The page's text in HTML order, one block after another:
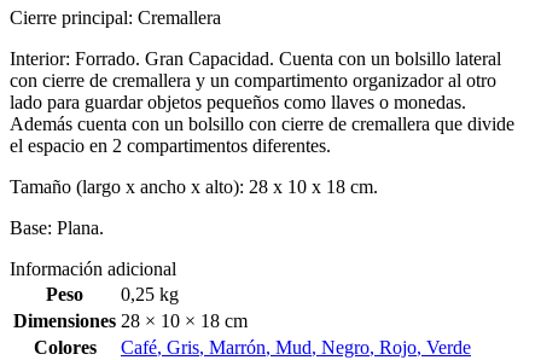
Cierre principal: Cremallera
Interior: Forrado. Gran Capacidad. Cuenta con un bolsillo lateral
con cierre de cremallera y un compartimento organizador al otro
lado para guardar objetos pequeños como llaves o monedas.
Además cuenta con un bolsillo con cierre de cremallera que divide
el espacio en 2 compartimentos diferentes.
Tamaño (largo x ancho x alto): 28 x 10 x 18 cm.
Base: Plana.
Información adicional
Peso
0,25 kg
Dimensiones 28 × 10 × 18 cm
Colores
Café, Gris, Marrón, Mud, Negro, Rojo, Verde